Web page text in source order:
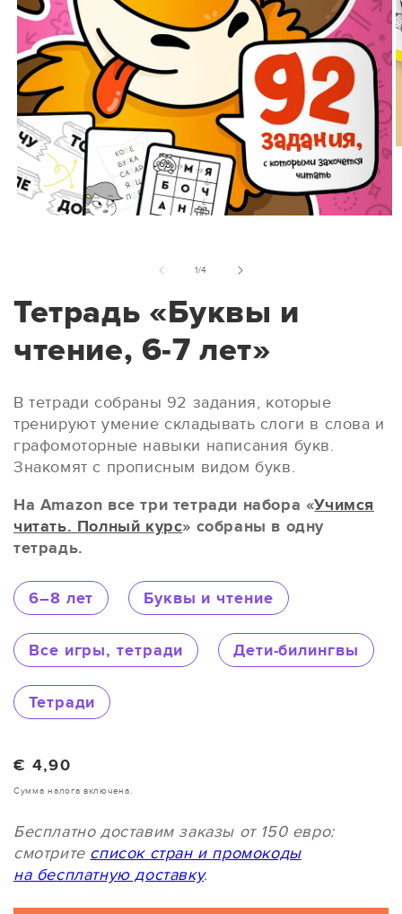
1/из
4
Тетрадь «Буквы и
чтение, 6-7 лет»
В тетради собраны 92 задания, которые
тренируют умение складывать слоги в слова и
графомоторные навыки написания букв.
Знакомят с прописным видом букв.
На Amazon все три тетради набора «Учимся
читать. Полный курс» собраны в одну
тетрадь.
6–8 лет Буквы и чтение
Все игры, тетради Дети-билингвы
Тетради
Обычная цена
€ 4,90
Сумма налога включена.
Бесплатно доставим заказы от 150 евро:
смотрите список стран и промокоды
на бесплатную доставку.